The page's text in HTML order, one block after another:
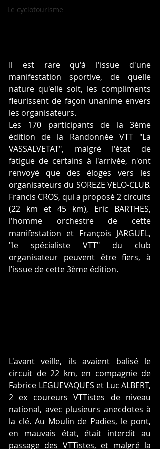
Le cyclotourisme
Il est rare qu'à l'issue d'une
manifestation sportive, de quelle
nature qu'elle soit, les compliments
fleurissent de façon unanime envers
les organisateurs.
Les 170 participants de la 3ème
édition de la Randonnée VTT "La
VASSALVETAT", malgré l'état de
fatigue de certains à l'arrivée, n'ont
renvoyé que des éloges vers les
organisateurs du SOREZE VELO-CLUB.
Francis CROS, qui a proposé 2 circuits
(22 km et 45 km), Eric BARTHES,
l'homme orchestre de cette
manifestation et François JARGUEL,
"le spécialiste VTT" du club
organisateur peuvent être fiers, à
l'issue de cette 3ème édition.
L'avant veille, ils avaient balisé le
circuit de 22 km, en compagnie de
Fabrice LEGUEVAQUES et Luc ALBERT,
2 ex coureurs VTTistes de niveau
national, avec plusieurs anecdotes à
la clé. Au Moulin de Padies, le pont,
en mauvais état, était interdit au
passage des VTTistes, et malgré la